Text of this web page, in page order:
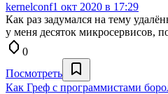
kernelconf1 окт 2020 в 17:29
Как раз задумался на тему
у меня десяток микросервисов,
0
Посмотреть
Как Греф с программистами